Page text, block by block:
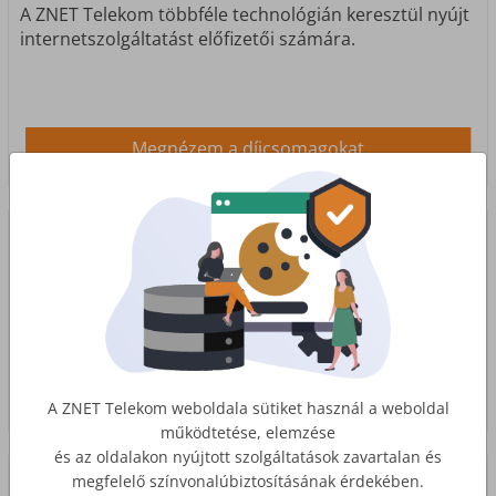
A ZNET Telekom többféle technológián keresztül nyújt
internetszolgáltatást előfizetői számára.
Megnézem a díjcsomagokat
készszolgáltatásunk mellé kedvező díjakon
veheted igénybe vezetékes telefonszolgáltatásunkat.
A ZNET Telekom weboldala sütiket használ a weboldal
működtetése, elemzése
és az oldalakon nyújtott szolgáltatások zavartalan és
megfelelő színvonalúbiztosításának érdekében.